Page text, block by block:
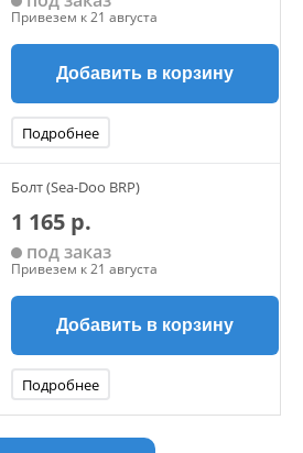
Привезем к 21 августа
Добавить в корзину
Подробнее
Болт (Sea-Doo BRP)
1 165 р.
под заказ
Привезем к 21 августа
Добавить в корзину
Подробнее